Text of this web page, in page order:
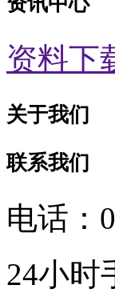
资料下
关于我们
联系我们
电话：
24小时